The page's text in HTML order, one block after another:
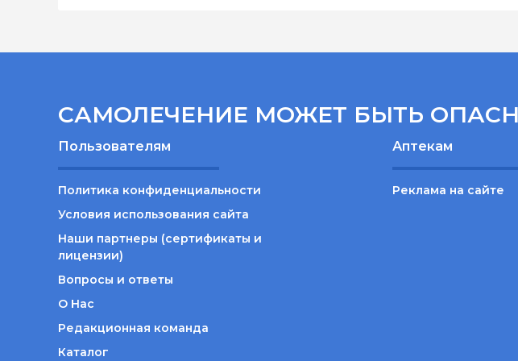
САМОЛЕЧЕНИЕ МОЖЕТ БЫТЬ
Пользователям
Политика конфиденциальности
Условия использования сайта
Наши партнеры (сертификаты и
лицензии)
Вопросы и ответы
О Нас
Редакционная команда
Каталог
Аптекам
Реклама на сайте